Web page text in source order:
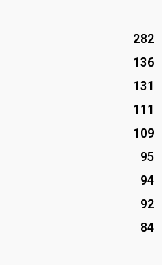
282
136
131
111
109
95
94
92
84